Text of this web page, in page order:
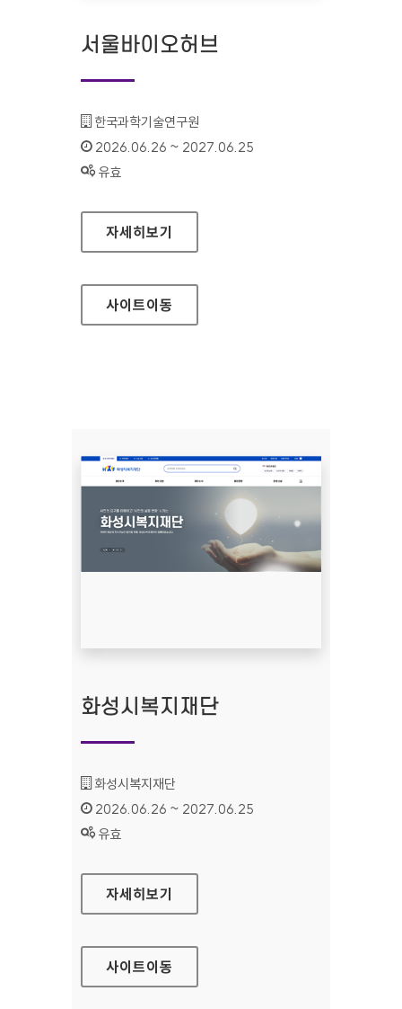
서울바이오허브
기관명 :
한국과학기술연구원
인증기간 :
2026.06.26 ~ 2027.06.25
상태 :
유효
서울바이오허브
자세히보기
사이트이동
화성시복지재단
기관명 :
화성시복지재단
인증기간 :
2026.06.26 ~ 2027.06.25
상태 :
유효
화성시복지재단
자세히보기
사이트이동